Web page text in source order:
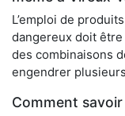
L’emploi de
dangereux doit
des combinaisons
engendrer
Comment